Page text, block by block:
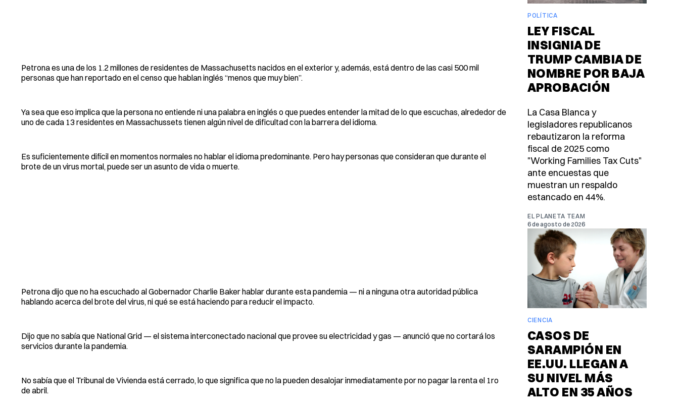
Petrona es una de los 1.2 millones de residentes de Massachusetts nacidos en el exterior y, además, está dentro de las casi 500 mil
personas que han reportado en el censo que hablan inglés “menos que muy bien”.
Ya sea que eso implica que la persona no entiende ni una palabra en inglés o que puedes entender la mitad de lo que escuchas, alrededor de
uno de cada 13 residentes en Massachussets tienen algún nivel de dificultad con la barrera del idioma.
Es suficientemente difícil en momentos normales no hablar el idioma predominante. Pero hay personas que consideran que durante el
brote de un virus mortal, puede ser un asunto de vida o muerte.
Petrona dijo que no ha escuchado al Gobernador Charlie Baker hablar durante esta pandemia — ni a ninguna otra autoridad pública
hablando acerca del brote del virus, ni qué se está haciendo para reducir el impacto.
Dijo que no sabía que National Grid — el sistema interconectado nacional que provee su electricidad y gas — anunció que no cortará los
servicios durante la pandemia.
No sabía que el Tribunal de Vivienda está cerrado, lo que significa que no la pueden desalojar inmediatamente por no pagar la renta el 1ro
de abril.
POLÍTICA
LEY FISCAL
INSIGNIA DE
TRUMP CAMBIA DE
NOMBRE POR BAJA
APROBACIÓN
La Casa Blanca y
legisladores republicanos
rebautizaron la reforma
fiscal de 2025 como
"Working Families Tax Cuts"
ante encuestas que
muestran un respaldo
estancado en 44%.
EL PLANETA TEAM
6 de agosto de 2026
CIENCIA
CASOS DE
SARAMPIÓN EN
EE.UU. LLEGAN A
SU NIVEL MÁS
ALTO EN 35 AÑOS